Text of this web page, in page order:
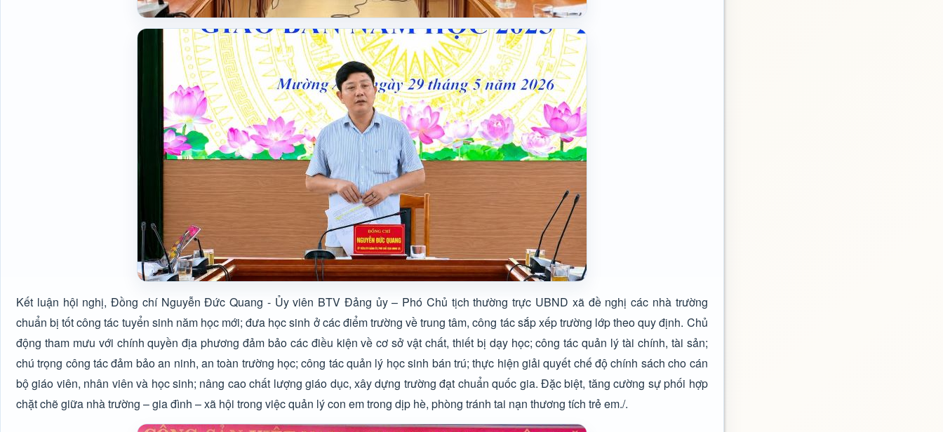
Kết luận hội nghị, Đồng chí Nguyễn Đức Quang - Ủy viên BTV Đảng ủy – Phó Chủ tịch thường trực UBND xã đề nghị các nhà trường
chuẩn bị tốt công tác tuyển sinh năm học mới; đưa học sinh ở các điểm trường về trung tâm, công tác sắp xếp trường lớp theo quy định. Chủ
động tham mưu với chính quyền địa phương đảm bảo các điều kiện về cơ sở vật chất, thiết bị dạy học; công tác quản lý tài chính, tài sản;
chú trọng công tác đảm bảo an ninh, an toàn trường học; công tác quản lý học sinh bán trú; thực hiện giải quyết chế độ chính sách cho cán
bộ giáo viên, nhân viên và học sinh; nâng cao chất lượng giáo dục, xây dựng trường đạt chuẩn quốc gia. Đặc biệt, tăng cường sự phối hợp
chặt chẽ giữa nhà trường – gia đình – xã hội trong việc quản lý con em trong dịp hè, phòng tránh tai nạn thương tích trẻ em./.